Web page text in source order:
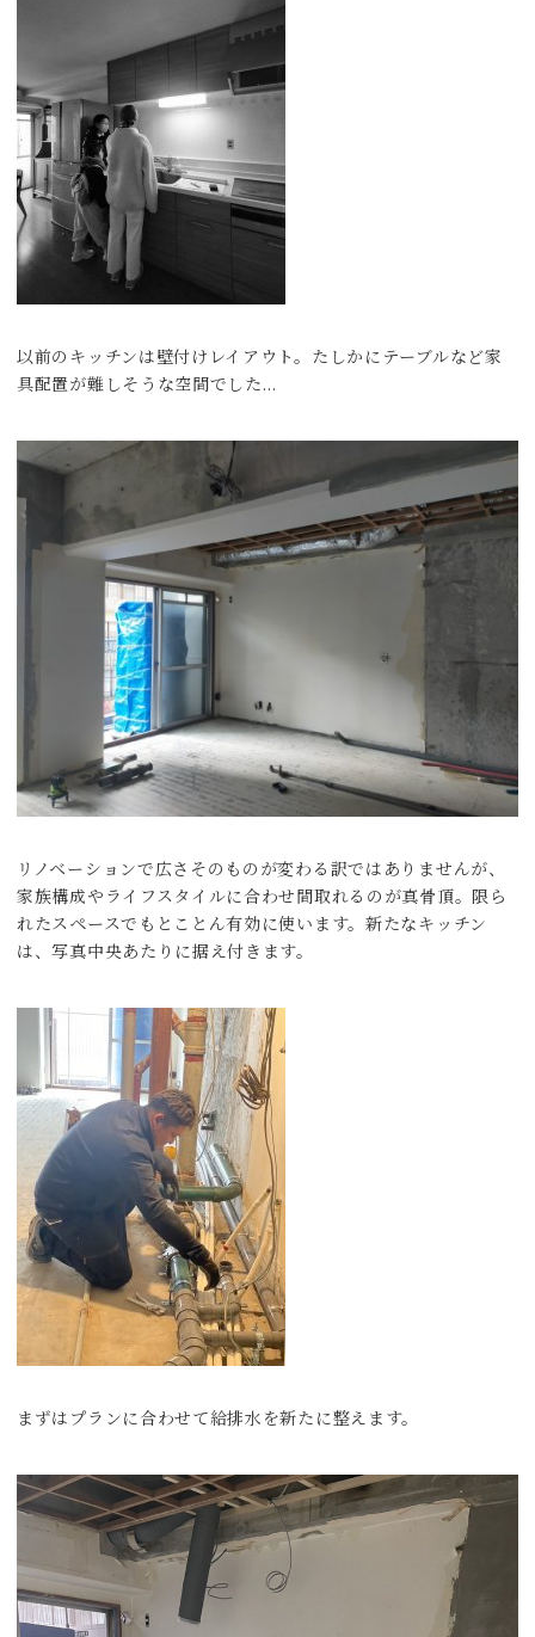
以前のキッチンは壁付けレイアウト。たしかにテーブルなど家
具配置が難しそうな空間でした…
リノベーションで広さそのものが変わる訳ではありませんが、
家族構成やライフスタイルに合わせ間取れるのが真骨頂。限ら
れたスペースでもとことん有効に使います。新たなキッチン
は、写真中央あたりに据え付きます。
まずはプランに合わせて給排水を新たに整えます。